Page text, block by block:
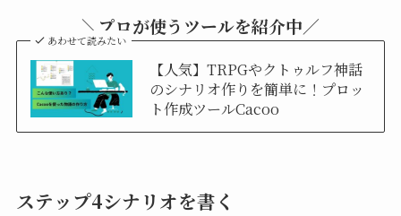
＼ プロが使うツールを紹介中／
あわせて読みたい
【人気】TRPGやクトゥルフ神話
のシナリオ作りを簡単に！プロッ
ト作成ツールCacoo
ステップ4シナリオを書く